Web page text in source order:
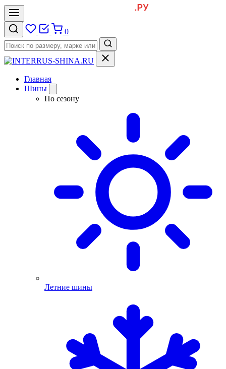
0
Главная
Шины
По сезону
Летние шины